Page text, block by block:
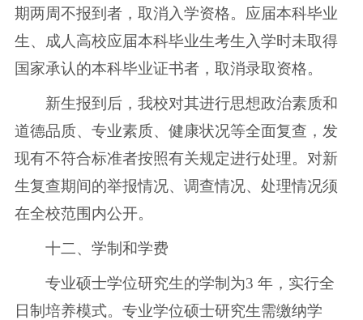
期两周不报到者，取消入学资格。应届本科毕业
生、成人高校应届本科毕业生考生入学时未取得
国家承认的本科毕业证书者，取消录取资格。
新生报到后，我校对其进行思想政治素质和
道德品质、专业素质、健康状况等全面复查，发
现有不符合标准者按照有关规定进行处理。对新
生复查期间的举报情况、调查情况、处理情况须
在全校范围内公开。
十二、学制和学费
专业硕士学位研究生的学制为3 年，实行全
日制培养模式。专业学位硕士研究生需缴纳学